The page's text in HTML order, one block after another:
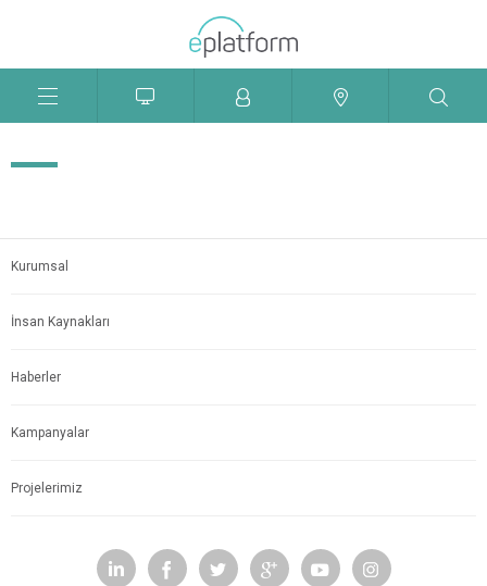
Aç
Kurumsal
İnsan Kaynakları
Haberler
Kampanyalar
Projelerimiz